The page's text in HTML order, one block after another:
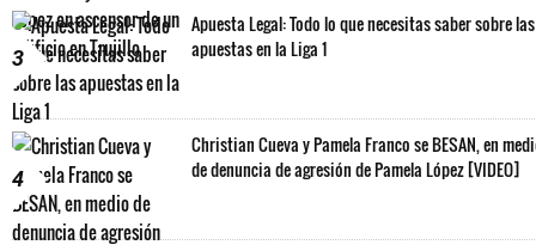
3
Apuesta Legal: Todo lo que necesitas saber sobre las
apuestas en la Liga 1
4
Christian Cueva y Pamela Franco se BESAN, en
de denuncia de agresión de Pamela López [VIDEO]